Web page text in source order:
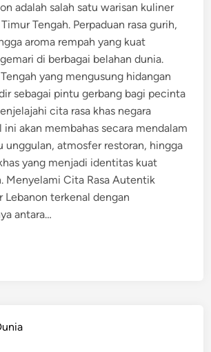
adalah salah satu warisan kuliner
Tengah. Perpaduan rasa gurih,
aroma rempah yang kuat
di berbagai belahan dunia.
yang mengusung hidangan
sebagai pintu gerbang bagi pecinta
cita rasa khas negara
akan membahas secara mendalam
unggulan, atmosfer restoran, hingga
yang menjadi identitas kuat
Menyelami Cita Rasa Autentik
Lebanon terkenal dengan
antara…